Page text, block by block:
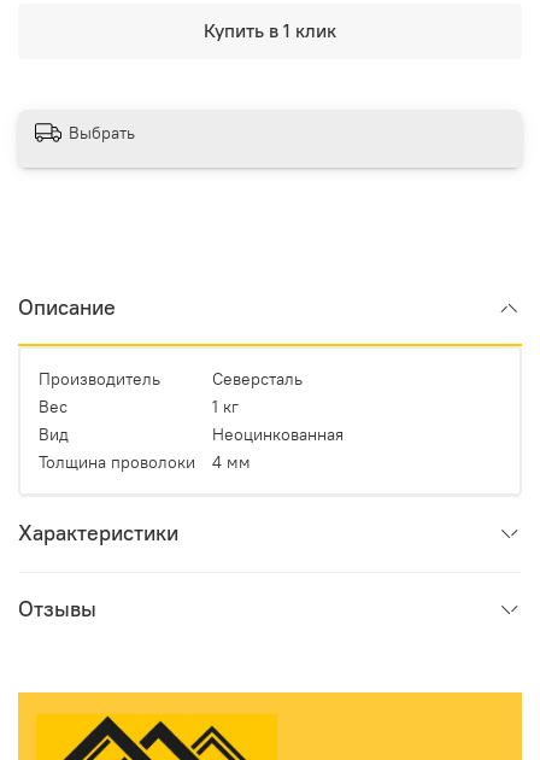
Купить в 1 клик
Выбрать
Описание
Производитель
Северсталь
Вес
1 кг
Вид
Неоцинкованная
Толщина проволоки
4 мм
Характеристики
Отзывы